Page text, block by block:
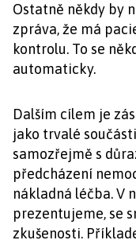
Ostatně někdy by
zpráva, že má
kontrolu. To se
automaticky.
Dalším cílem je
jako trvalé
samozřejmě s
předcházení
nákladná léčba. V
prezentujeme, se
zkušenosti.